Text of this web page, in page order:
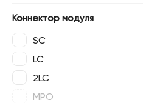
1490
1510
1530
1550
1570
Коннектор модуля
SC
LC
2LC
MPO